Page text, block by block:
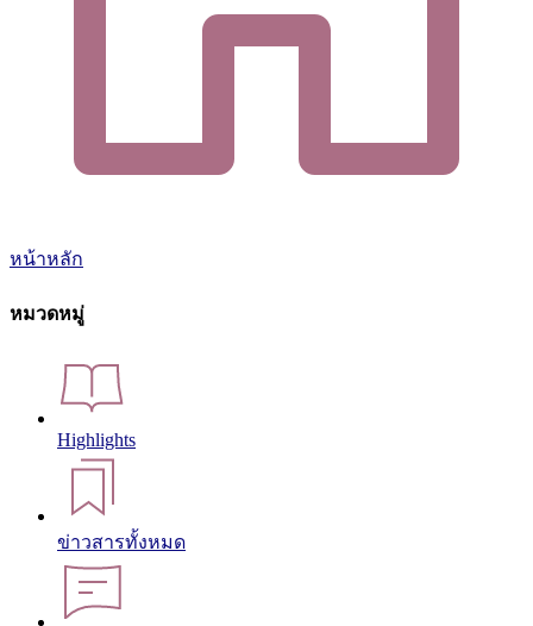
หน้าหลัก
หมวดหมู่
Highlights
ข่าวสารทั้งหมด